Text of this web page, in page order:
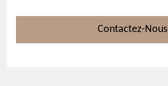
Contactez-Nous